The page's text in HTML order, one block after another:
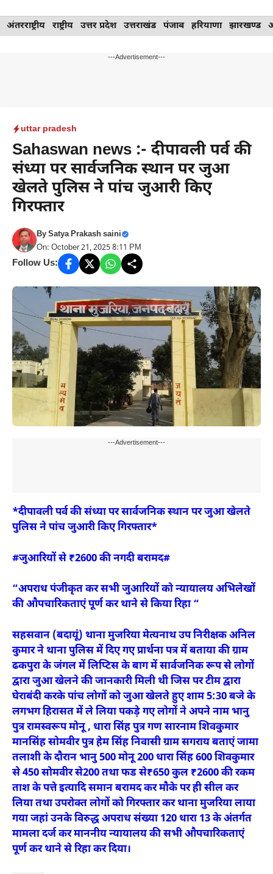
Skip
to
अंतरराष्ट्रीय राष्ट्रीय उत्तर प्रदेश उत्तराखंड पंजाब हरियाणा झारखण्ड
---Advertisement---
uttar pradesh
Sahaswan news :- दीपावली पर्व की
संध्या पर सार्वजनिक स्थान पर जुआ
खेलते पुलिस ने पांच जुआरी किए
गिरफ्तार
BySatya Prakash saini
On: October 21, 2025 8:11 PM
Follow Us:
---Advertisement---
*दीपावली पर्व की संध्या पर सार्वजनिक स्थान पर जुआ खेलते
पुलिस ने पांच जुआरी किए गिरफ्तार*
#जुआरियों से ₹2600 की नगदी बरामद#
“अपराध पंजीकृत कर सभी जुआरियों को न्यायालय अभिलेखों
की औपचारिकताएं पूर्ण कर थाने से किया रिहा “
सहसवान (बदायूं) थाना मुजरिया मेत्यनाथ उप निरीक्षक अनिल
कुमार ने थाना पुलिस में दिए गए प्रार्थना पत्र में बताया की ग्राम
ढकपुरा के जंगल में लिप्टिस के बाग में सार्वजनिक रूप से लोगों
द्वारा जुआ खेलने की जानकारी मिली थी जिस पर टीम द्वारा
घेराबंदी करके पांच लोगों को जुआ खेलते हुए शाम 5:30 बजे के
लगभग हिरासत में ले लिया पकड़े गए लोगों ने अपने नाम भानु
पुत्र रामस्वरूप मोनू , धारा सिंह पुत्र गण सारनाम शिवकुमार
मानसिंह सोमवीर पुत्र हेम सिंह निवासी ग्राम सगराय बताएं जामा
तलाशी के दौरान भानु 500 मोनू 200 धारा सिंह 600 शिवकुमार
से 450 सोमवीर से200 तथा फड से₹650 कुल ₹2600 की रकम
ताश के पत्ते इत्यादि समान बरामद कर मौके पर ही सील कर
लिया तथा उपरोक्त लोगों को गिरफ्तार कर थाना मुजरिया लाया
गया जहां उनके विरुद्ध अपराध संख्या 120 धारा 13 के अंतर्गत
मामला दर्ज कर माननीय न्यायालय की सभी औपचारिकताएं
पूर्ण कर थाने से रिहा कर दिया।